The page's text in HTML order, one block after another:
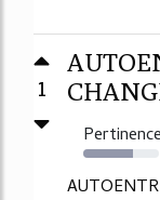
1
Pertinence
65%